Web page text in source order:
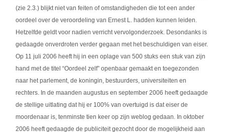
(zie 2.3.) blijkt niet van feiten of omstandigheden die tot een ander
oordeel over de veroordeling van Ernest L. hadden kunnen leiden.
Hetzelfde geldt voor nadien verricht vervolgonderzoek. Desondanks is
gedaagde onverdroten verder gegaan met het beschuldigen van eiser.
Op 11 juli 2006 heeft hij in een oplage van 500 stuks een stuk van zijn
hand met de titel “Oordeel zelf” openbaar gemaakt en toegezonden
naar het parlement, de koningin, bestuurders, universiteiten en
rechters. In de maanden augustus en september 2006 heeft gedaagde
de stellige uitlating dat hij er 100% van overtuigd is dat eiser de
moordenaar is, tenminste tien keer op zijn weblog gedaan. In oktober
2006 heeft gedaagde de publiciteit gezocht door de mogelijkheid aan